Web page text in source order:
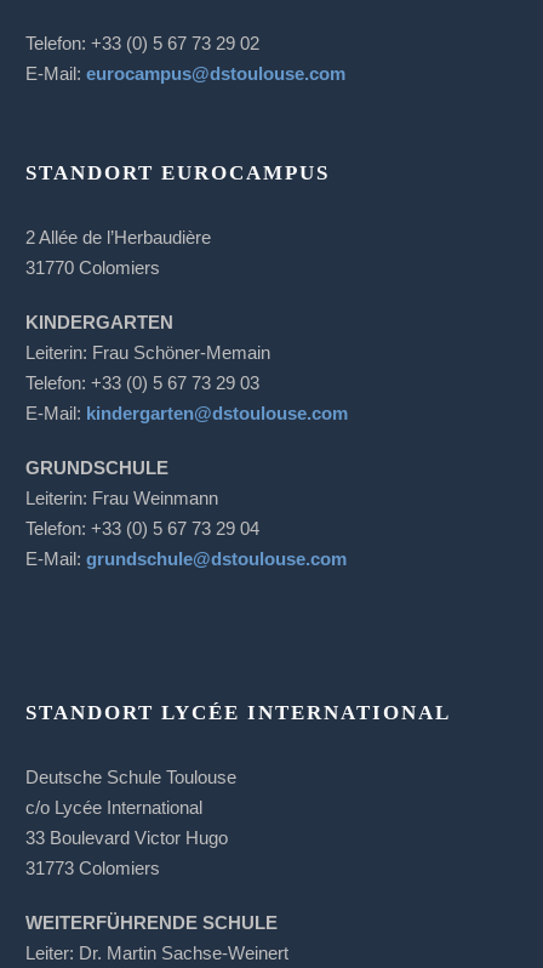
Telefon: +33 (0) 5 67 73 29 02
E-Mail:eurocampus@dstoulouse.com
STANDORT EUROCAMPUS
2 Allée de l’Herbaudière
31770 Colomiers
KINDERGARTEN
Leiterin: Frau Schöner-Memain
Telefon: +33 (0) 5 67 73 29 03
E-Mail: kindergarten@dstoulouse.com
GRUNDSCHULE
Leiterin: Frau Weinmann
Telefon: +33 (0) 5 67 73 29 04
E-Mail:grundschule@dstoulouse.com
STANDORT LYCÉE INTERNATIONAL
Deutsche Schule Toulouse
c/o Lycée International
33 Boulevard Victor Hugo
31773 Colomiers
WEITERFÜHRENDE SCHULE
Leiter: Dr. Martin Sachse-Weinert